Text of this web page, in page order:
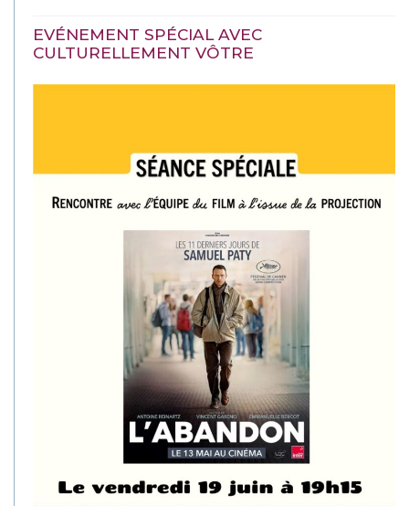
EVÉNEMENT SPÉCIAL AVEC
CULTURELLEMENT VÔTRE